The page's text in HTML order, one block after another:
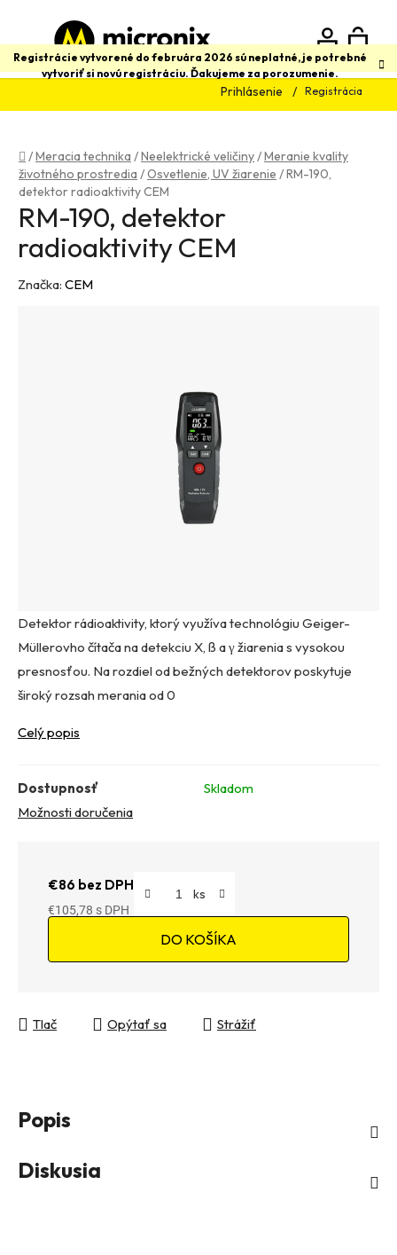
obsah
Registrácie vytvorené do februára 2026 sú neplatné, je potrebné
vytvoriť si novú registráciu. Ďakujeme za porozumenie.
Prihlásenie Registrácia
Hľadať
Domov
/Meracia technika /Neelektrické veličiny/Meranie kvality
životného prostredia /Osvetlenie, UV žiarenie /RM-190,
detektor radioaktivity CEM
Detektor rádioaktivity, ktorý využíva technológiu Geiger-
Müllerovho čítača na detekciu X, ß a γ žiarenia s vysokou
presnosťou. Na rozdiel od bežných detektorov poskytuje
široký rozsah merania od 0
Celý popis
Dostupnosť
Skladom
Možnosti doručenia
€86 bez DPH
€105,78
DO KOŠÍKA
Tlač Opýtať sa Strážiť
RM-190, detektor
radioaktivity CEM
Značka: CEM
Popis
Diskusia